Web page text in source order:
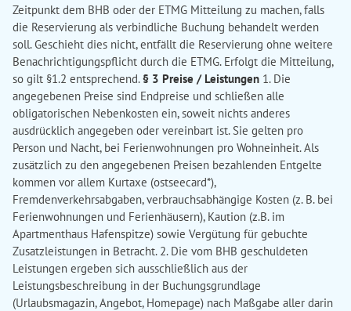
Zeitpunkt dem BHB oder der ETMG Mitteilung zu machen, falls
die Reservierung als verbindliche Buchung behandelt werden
soll. Geschieht dies nicht, entfällt die Reservierung ohne weitere
Benachrichtigungspflicht durch die ETMG. Erfolgt die Mitteilung,
so gilt §1.2 entsprechend.§ 3 Preise / Leistungen 1. Die
angegebenen Preise sind Endpreise und schließen alle
obligatorischen Nebenkosten ein, soweit nichts anderes
ausdrücklich angegeben oder vereinbart ist. Sie gelten pro
Person und Nacht, bei Ferienwohnungen pro Wohneinheit. Als
zusätzlich zu den angegebenen Preisen bezahlenden Entgelte
kommen vor allem Kurtaxe (ostseecard*),
Fremdenverkehrsabgaben, verbrauchsabhängige Kosten (z. B. bei
Ferienwohnungen und Ferienhäusern), Kaution (z.B. im
Apartmenthaus Hafenspitze) sowie Vergütung für gebuchte
Zusatzleistungen in Betracht. 2. Die vom BHB geschuldeten
Leistungen ergeben sich ausschließlich aus der
Leistungsbeschreibung in der Buchungsgrundlage
(Urlaubsmagazin, Angebot, Homepage) nach Maßgabe aller darin